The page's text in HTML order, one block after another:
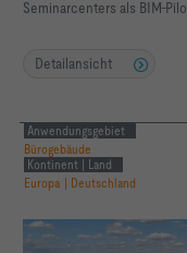
Seminarcenters als BIM-
Detailansicht
Anwendungsgebiet
Bürogebäude
Kontinent | Land
Europa | Deutschland